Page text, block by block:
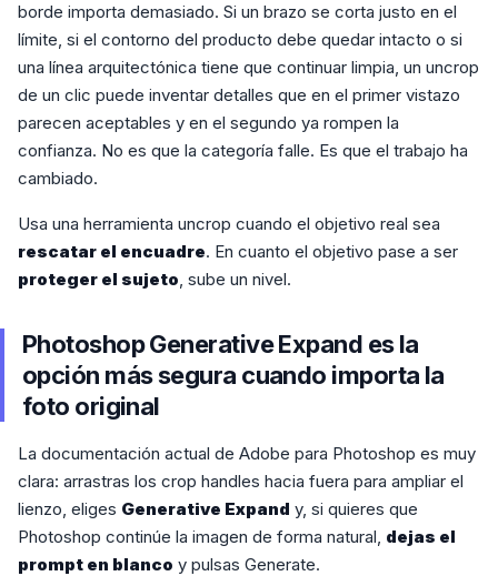
borde importa demasiado. Si un brazo se corta justo en el
límite, si el contorno del producto debe quedar intacto o si
una línea arquitectónica tiene que continuar limpia, un uncrop
de un clic puede inventar detalles que en el primer vistazo
parecen aceptables y en el segundo ya rompen la
confianza. No es que la categoría falle. Es que el trabajo ha
cambiado.
Usa una herramienta uncrop cuando el objetivo real sea
rescatar el encuadre. En cuanto el objetivo pase a ser
proteger el sujeto, sube un nivel.
Photoshop Generative Expand es la
opción más segura cuando importa la
foto original
La documentación actual de Adobe para Photoshop es muy
clara: arrastras los crop handles hacia fuera para ampliar el
lienzo, eliges Generative Expand y, si quieres que
Photoshop continúe la imagen de forma natural, dejas el
prompt en blanco y pulsas Generate.